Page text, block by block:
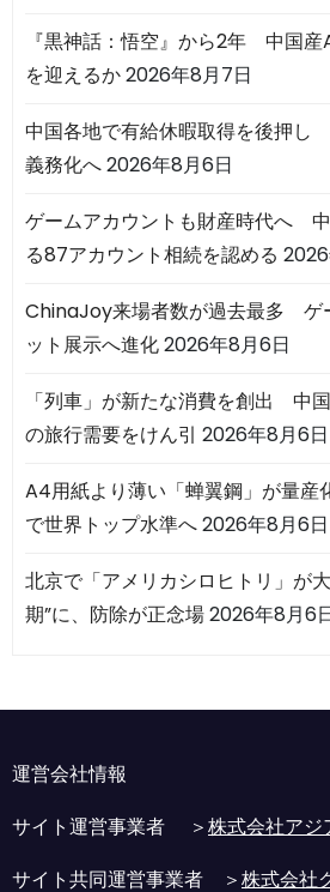
『黒神話：悟空』から2年 中国
を迎えるか2026年8月7日
中国各地で有給休暇取得を後押し
義務化へ2026年8月6日
ゲームアカウントも財産時代へ
る87アカウント相続を認める
ChinaJoy来場者数が過去最多 ゲ
ット展示へ進化2026年8月6日
「列車」が新たな消費を創出 中
の旅行需要をけん引 2026年8月6日
A4用紙より薄い「蝉翼鋼」が量
で世界トップ水準へ2026年8月6日
北京で「アメリカシロヒトリ」が
期”に、防除が正念場2026年8月6
運営会社情報
サイト運営事業者 ＞株式会社アジ
サイト共同運営事業者 ＞株式会社